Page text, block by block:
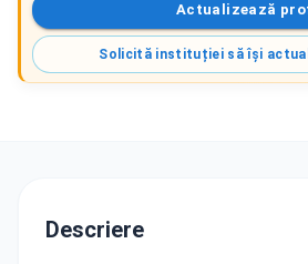
Actualizează
Solicită instituției să își
Descriere